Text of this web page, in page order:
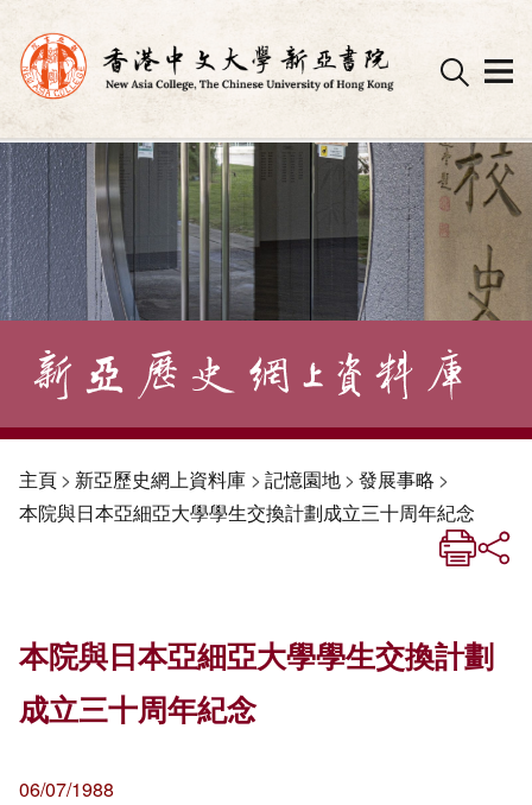
Skip
to
content
主頁> 新亞歷史網上資料庫 > 記憶園地> 發展事略 >
本院與日本亞細亞大學學生交換計劃成立三十周年紀念
本院與日本亞細亞大學學生交換計劃
成立三十周年紀念
06/07/1988